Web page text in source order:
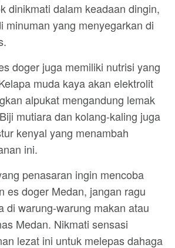
dinikmati dalam keadaan dingin,
minuman yang menyegarkan di
doger juga memiliki nutrisi yang
muda kaya akan elektrolit
alpukat mengandung lemak
mutiara dan kolang-kaling juga
kenyal yang menambah
ini.
penasaran ingin mencoba
es doger Medan, jangan ragu
di warung-warung makan atau
Medan. Nikmati sensasi
lezat ini untuk melepas dahaga